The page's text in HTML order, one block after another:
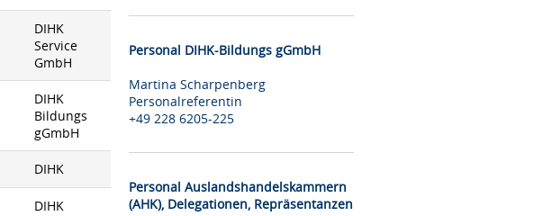
DIHK
Service
GmbH
DIHK
Bildungs
gGmbH
DIHK
DIHK
Personal DIHK-Bildungs gGmbH
Martina Scharpenberg
Personalreferentin
+49 228 6205-225
Personal Auslandshandelskammern
(AHK), Delegationen, Repräsentanzen